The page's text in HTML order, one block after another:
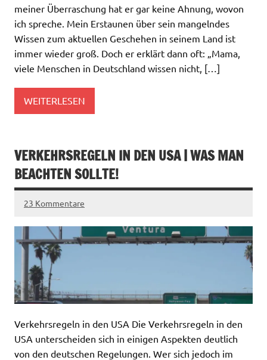
meiner Überraschung hat er gar keine Ahnung, wovon
ich spreche. Mein Erstaunen über sein mangelndes
Wissen zum aktuellen Geschehen in seinem Land ist
immer wieder groß. Doch er erklärt dann oft: „Mama,
viele Menschen in Deutschland wissen nicht, […]
WEITERLESEN
VERKEHRSREGELN IN DEN USA | WAS MAN
BEACHTEN SOLLTE!
23 Kommentare
Verkehrsregeln in den USA Die Verkehrsregeln in den
USA unterscheiden sich in einigen Aspekten deutlich
von den deutschen Regelungen. Wer sich jedoch im